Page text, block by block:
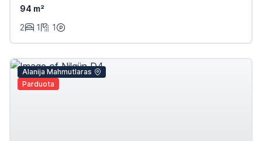
94 m²
2
1 1
Alanija Mahmutlaras
Parduota